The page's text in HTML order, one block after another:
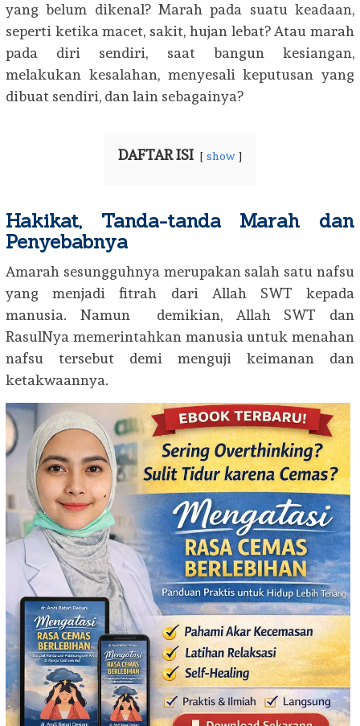
yang belum dikenal? Marah pada suatu keadaan,
seperti ketika macet, sakit, hujan lebat? Atau marah
pada diri sendiri, saat bangun kesiangan,
melakukan kesalahan, menyesali keputusan yang
dibuat sendiri, dan lain sebagainya?
DAFTAR ISI show
Hakikat, Tanda-tanda Marah dan
Penyebabnya
Amarah sesungguhnya merupakan salah satu nafsu
yang menjadi fitrah dari Allah SWT kepada
manusia. Namun demikian, Allah SWT dan
RasulNya memerintahkan manusia untuk menahan
nafsu tersebut demi menguji keimanan dan
ketakwaannya.